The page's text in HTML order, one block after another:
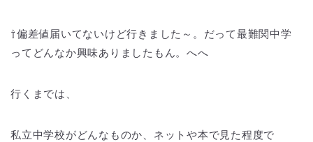
⇧偏差値届いてないけど行きました～。だって最難関中学
ってどんなか興味ありましたもん。へへ
行くまでは、
私立中学校がどんなものか、ネットや本で見た程度で